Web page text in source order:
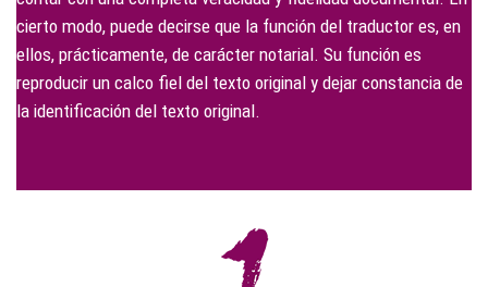
cierto modo, puede decirse que la función del traductor es, en
ellos, prácticamente, de carácter notarial. Su función es
reproducir un calco fiel del texto original y dejar constancia de
la identificación del texto original.